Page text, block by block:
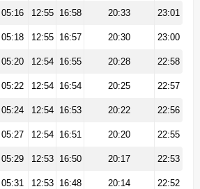
05:16 12:55 16:58 20:33 23:01
05:18 12:55 16:57 20:30 23:00
05:20 12:54 16:55 20:28 22:58
05:22 12:54 16:54 20:25 22:57
05:24 12:54 16:53 20:22 22:56
05:27 12:54 16:51 20:20 22:55
05:29 12:53 16:50 20:17 22:53
05:31 12:53 16:48 20:14 22:52